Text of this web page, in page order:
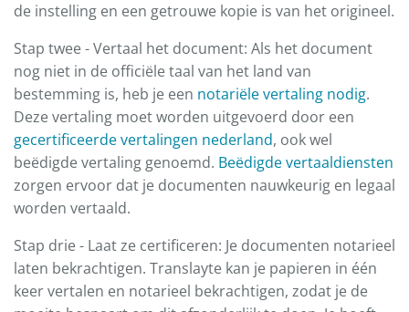
de instelling en een getrouwe kopie is van het origineel.
Stap twee - Vertaal het document: Als het document
nog niet in de officiële taal van het land van
bestemming is, heb je een notariële vertaling nodig.
Deze vertaling moet worden uitgevoerd door een
gecertificeerde vertalingen nederland, ook wel
beëdigde vertaling genoemd. Beëdigde vertaaldiensten
zorgen ervoor dat je documenten nauwkeurig en legaal
worden vertaald.
Stap drie - Laat ze certificeren: Je documenten notarieel
laten bekrachtigen. Translayte kan je papieren in één
keer vertalen en notarieel bekrachtigen, zodat je de